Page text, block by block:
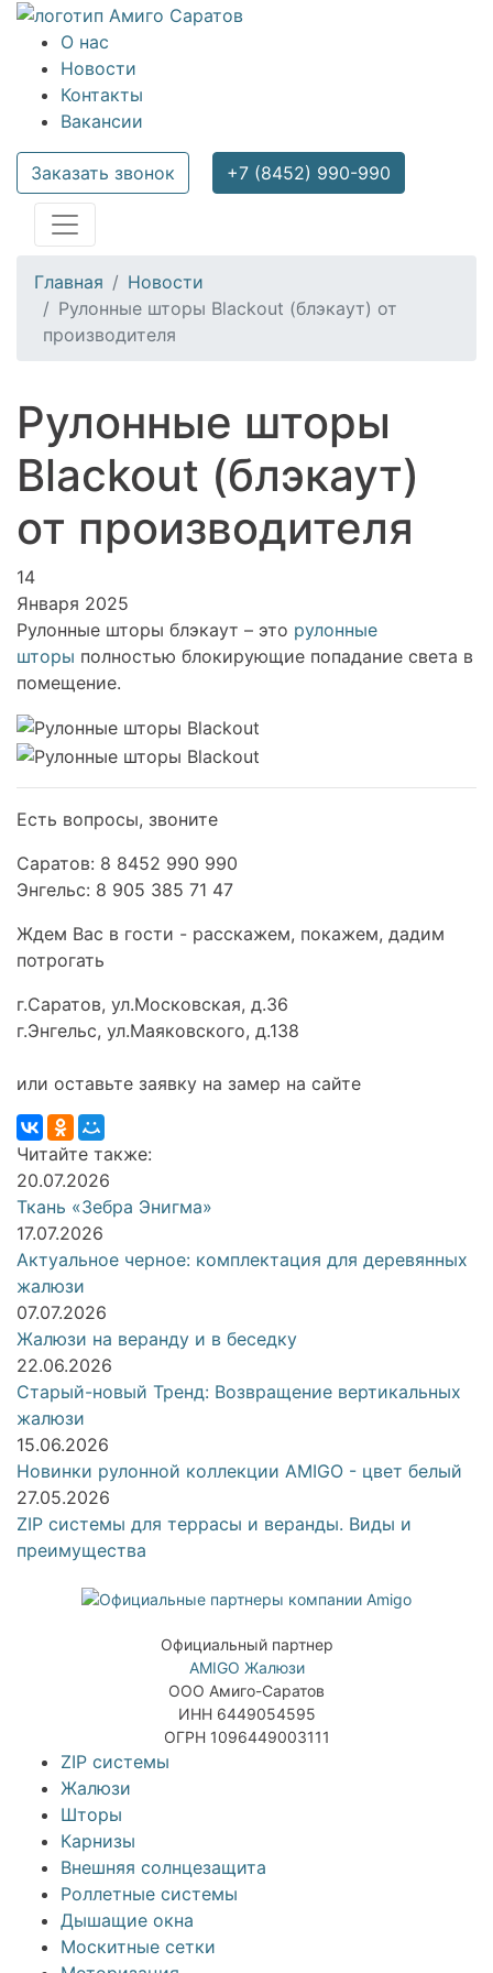
О нас
Новости
Контакты
Вакансии
Заказать звонок +7 (8452) 990-990
Главная
Новости
Рулонные шторы Blackout (блэкаут) от
производителя
Рулонные шторы
Blackout (блэкаут)
от производителя
14
Января 2025
Рулонные шторы блэкаут – это рулонные
шторы полностью блокирующие попадание света в
помещение.
Есть вопросы, звоните
Саратов: 8 8452 990 990
Энгельс: 8 905 385 71 47
Ждем Вас в гости - расскажем, покажем, дадим
потрогать
г.Саратов, ул.Московская, д.36
г.Энгельс, ул.Маяковского, д.138
или оставьте заявку на замер на сайте
Читайте также:
20.07.2026
Ткань «Зебра Энигма»
17.07.2026
Актуальное черное: комплектация для деревянных
жалюзи
07.07.2026
Жалюзи на веранду и в беседку
22.06.2026
Старый-новый Тренд: Возвращение вертикальных
жалюзи
15.06.2026
Новинки рулонной коллекции AMIGO - цвет белый
27.05.2026
ZIP системы для террасы и веранды. Виды и
преимущества
Официальный партнер
AMIGO Жалюзи
ООО Амиго-Саратов
ИНН 6449054595
ОГРН 1096449003111
ZIP системы
Жалюзи
Шторы
Карнизы
Внешняя солнцезащита
Роллетные системы
Дышащие окна
Москитные сетки